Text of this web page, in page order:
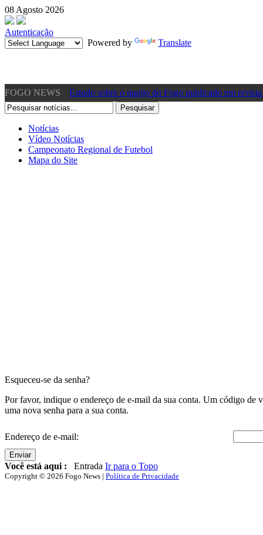
08 Agosto 2026
Autenticação
Powered by
Translate
FOGO NEWS
Estudo sobre o queijo do Fogo publicado em
11:01
»Sábado, 22 Junho 2024 10:57
[Vídeo] Acidente de viação em São Filipe – Fogo
Notícias
Vídeo Notícias
Campeonato Regional de Futebol
Mapa do Site
Esqueceu-se da senha?
Por favor, indique o endereço de e-mail da sua conta. Um código de
uma nova senha para a sua conta.
Endereço de e-mail:
Enviar
Você está aqui : Entrada Ir para o Topo
Copyright © 2026 Fogo News | Política de Privacidade